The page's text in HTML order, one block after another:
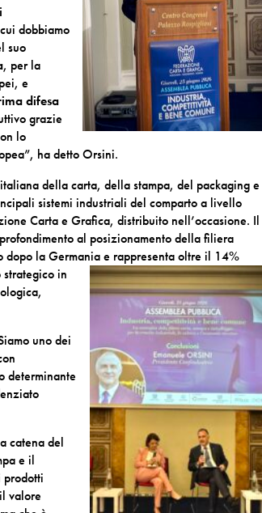
dobbiamo
suo
, per la
e
difesa
grazie
lo
ha detto Orsini.
della carta, della stampa, del packaging e
sistemi industriali del comparto a livello
Carta e Grafica, distribuito nell’occasione. Il
al posizionamento della filiera
dopo la Germania e rappresenta oltre il 14%
in
uno dei
determinante
catena del
e il
prodotti
valore